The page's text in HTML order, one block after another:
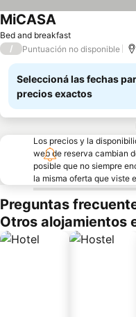
Bed and breakfast
MiCASA
/ Puntuación no disponible
Seleccioná las fechas
precios exactos
Los precios y la
web de reserva cambian
posible que no siempre
la misma oferta que viste
Preguntas
Otros alojamientos